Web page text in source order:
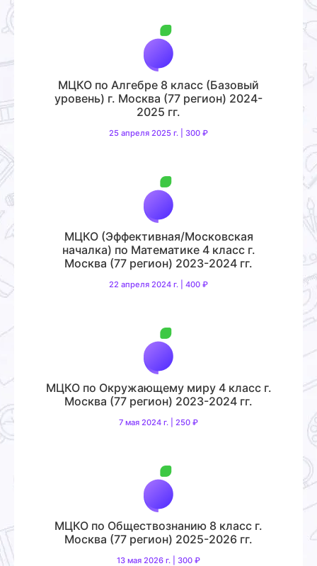
МЦКО по Алгебре 8 класс (Базовый
уровень) г. Москва (77 регион) 2024-
2025 гг.
25 апреля 2025 г. | 300 ₽
МЦКО (Эффективная/Московская
началка) по Математике 4 класс г.
Москва (77 регион) 2023-2024 гг.
22 апреля 2024 г. | 400 ₽
МЦКО по Окружающему миру 4 класс г.
Москва (77 регион) 2023-2024 гг.
7 мая 2024 г. | 250 ₽
МЦКО по Обществознанию 8 класс г.
Москва (77 регион) 2025-2026 гг.
13 мая 2026 г. | 300 ₽